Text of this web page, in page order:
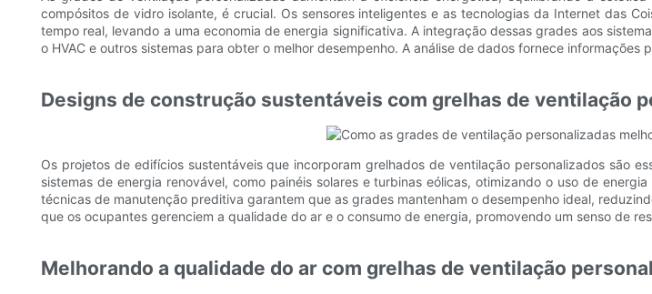
compósitos de vidro isolante, é crucial. Os sensores inteligentes e as tecnologias da Internet das
tempo real, levando a uma economia de energia significativa. A integração dessas grades aos
o HVAC e outros sistemas para obter o melhor desempenho. A análise de dados fornece informações
Designs de construção sustentáveis ​​com grelhas de ventilação
Os projetos de edifícios sustentáveis ​​que incorporam grelhados de ventilação personalizados são
sistemas de energia renovável, como painéis solares e turbinas eólicas, otimizando o uso de
técnicas de manutenção preditiva garantem que as grades mantenham o desempenho ideal,
que os ocupantes gerenciem a qualidade do ar e o consumo de energia, promovendo um senso de
Melhorando a qualidade do ar com grelhas de ventilação